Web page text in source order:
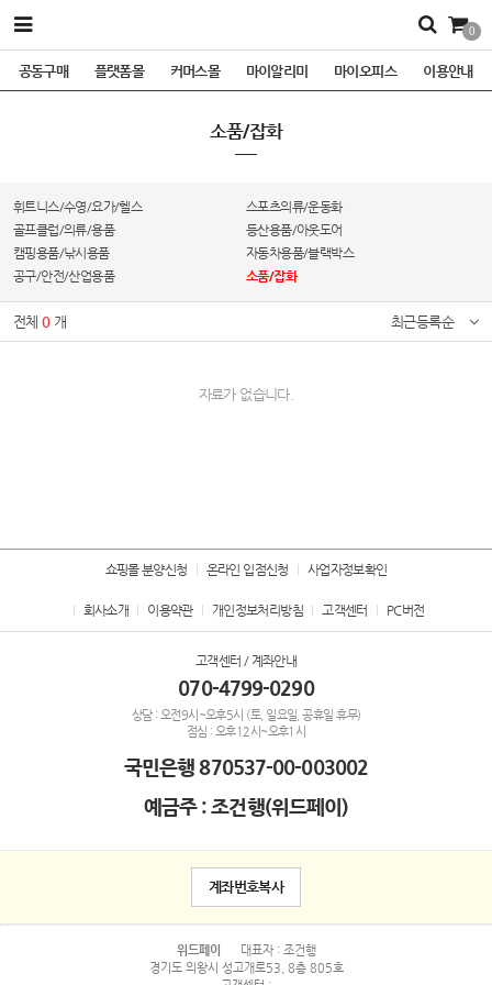
0
공동구매 플랫폼몰 커머스몰 마이알리미 마이오피스 이용안내
소품/잡화
휘트니스/수영/요가/헬스
스포츠의류/운동화
골프클럽/의류/용품
등산용품/아웃도어
캠핑용품/낚시용품
자동차용품/블랙박스
공구/안전/산업용품
소품/잡화
전체0개 최근등록순
자료가 없습니다.
쇼핑몰 분양신청 온라인 입점신청 사업자정보확인
회사소개 이용약관 개인정보처리방침 고객센터 PC버전
고객센터 / 계좌안내
070-4799-0290
상담 : 오전9시~오후5시 (토, 일요일, 공휴일 휴무)
점심 : 오후12시~오후1시
국민은행870537-00-003002
예금주 : 조건행(위드페이)
계좌번호복사
위드페이
대표자 : 조건행
경기도 의왕시 성고개로53, 8층 805호